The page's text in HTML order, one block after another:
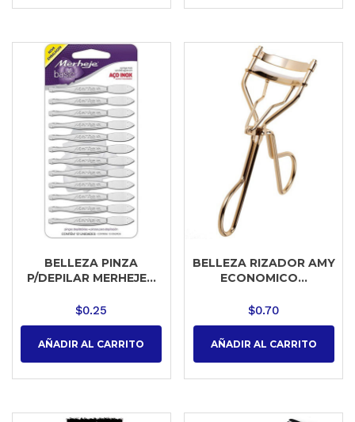
BELLEZA PINZA
P/DEPILAR MERHEJE...
$0.25
AÑADIR AL CARRITO
BELLEZA RIZADOR AMY
ECONOMICO...
$0.70
AÑADIR AL CARRITO